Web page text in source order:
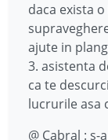
daca exista
ajute in
3. asistenta
ca te
lucrurile asa
@ Cabral :